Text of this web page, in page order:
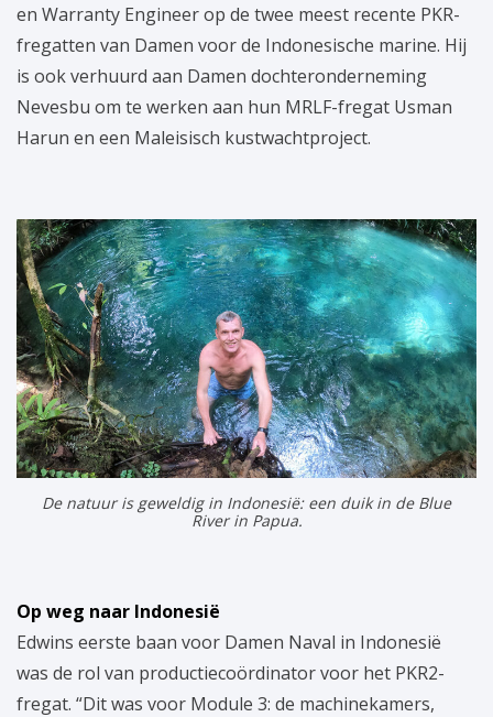
en Warranty Engineer op de twee meest recente PKR-
fregatten van Damen voor de Indonesische marine. Hij
is ook verhuurd aan Damen dochteronderneming
Nevesbu om te werken aan hun MRLF-fregat Usman
Harun en een Maleisisch kustwachtproject.
De natuur is geweldig in Indonesië: een duik in de Blue
River in Papua.
Op weg naar Indonesië
Edwins eerste baan voor Damen Naval in Indonesië
was de rol van productiecoördinator voor het PKR2-
fregat. “Dit was voor Module 3: de machinekamers,